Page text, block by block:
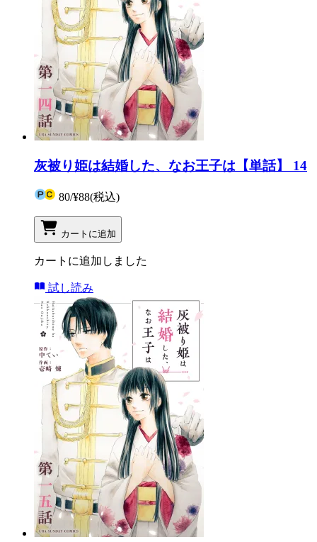
灰被り姫は結婚した、なお王子は【単話】 14
80/¥88(税込)
カートに追加
カートに追加しました
試し読み